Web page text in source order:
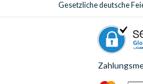
Gesetzliche deutsche